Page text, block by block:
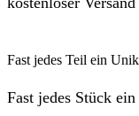
Fast jedes Teil ein
Fast jedes Stück